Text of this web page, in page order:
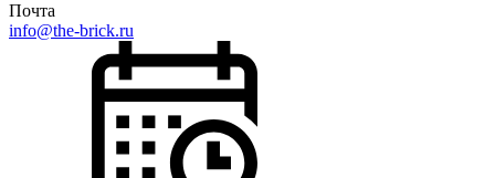
Почта
info@the-brick.ru